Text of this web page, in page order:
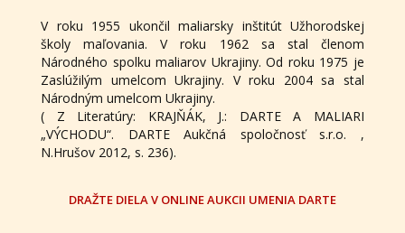
V roku 1955 ukončil maliarsky inštitút Užhorodskej
školy maľovania. V roku 1962 sa stal členom
Národného spolku maliarov Ukrajiny. Od roku 1975 je
Zaslúžilým umelcom Ukrajiny. V roku 2004 sa stal
Národným umelcom Ukrajiny.
( Z Literatúry: KRAJŇÁK, J.: DARTE A MALIARI
„VÝCHODU“. DARTE Aukčná spoločnosť s.r.o. ,
N.Hrušov 2012, s. 236).
DRAŽTE DIELA V ONLINE AUKCII UMENIA DARTE